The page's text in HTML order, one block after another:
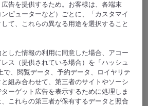
告を提供するため。お客様は、各端末
ンピューターなど）ごとに、「カスタマイ
て、これらの異なる用途を選択すること
した情報の利用に同意した場合、アコー
ス（提供されている場合）を「ハッシュ
で、閲覧データ、予約データ、ロイヤリテ
組み合わせて、第三者のサイトやソーシ
ーゲット広告を表示するために処理しま
これらの第三者が保有するデータと照合